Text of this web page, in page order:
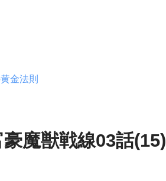
金法則
魔獣戦線03話(15)